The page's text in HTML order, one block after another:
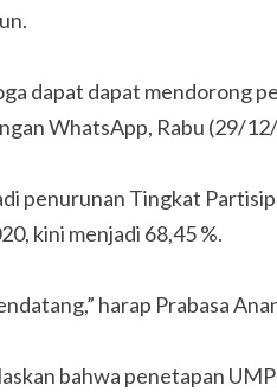
dapat dapat mendorong
WhatsApp, Rabu (29/
penurunan Tingkat
kini menjadi 68,45 %.
harap Prabasa
bahwa penetapan